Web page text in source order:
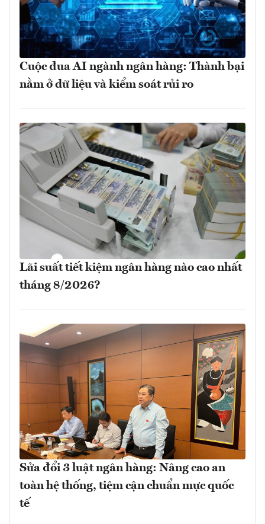
Cuộc đua AI ngành ngân hàng: Thành bại
nằm ở dữ liệu và kiểm soát rủi ro
Lãi suất tiết kiệm ngân hàng nào cao nhất
tháng 8/2026?
Sửa đổi 3 luật ngân hàng: Nâng cao an
toàn hệ thống, tiệm cận chuẩn mực quốc
tế